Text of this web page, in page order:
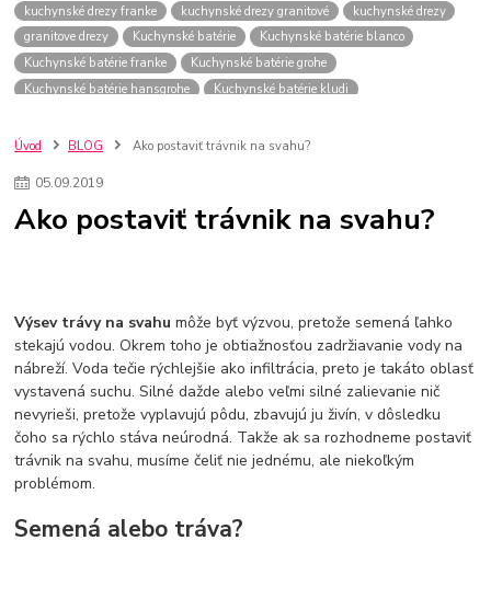
kuchynské drezy franke kuchynské drezy granitové
kuchynské drezy
granitove drezy
Kuchynské batérie
Kuchynské batérie blanco
Kuchynské batérie franke
Kuchynské batérie grohe
Kuchynské batérie hansgrohe
Kuchynské batérie kludi
kuchynské batérie sagittarius
kuchynské batérie
kuchynské drezy sety
kúpelňové batérie
vodovodné batérie do kúpelne kuchynske
drez
Umývadlá
Rohové umývadlá
Zlaté umývadlá
Zápustné umývadlá
sprchový záves
vodovodná batéria
čierna kúpelňová batéria
vaňa retro
voľne stojaca vaňa
retro kúpeľne
Ako znížiť náklady
Ako znížiť náklady na firmu
szco nakup bez dph
szco nakup bez dph nakupovanie na firmu bez dph
nákup bez dph v eu ň
Úvod BLOG Ako postaviť trávnik na svahu?
05.09.2019
Ako postaviť trávnik na svahu?
Výsev trávy na svahumôže byť výzvou, pretože semená ľahko
stekajú vodou. Okrem toho je obtiažnosťou zadržiavanie vody na
nábreží. Voda tečie rýchlejšie ako infiltrácia, preto je takáto oblasť
vystavená suchu. Silné dažde alebo veľmi silné zalievanie nič
nevyrieši, pretože vyplavujú pôdu, zbavujú ju živín, v dôsledku
čoho sa rýchlo stáva neúrodná. Takže ak sa rozhodneme postaviť
trávnik na svahu, musíme čeliť nie jednému, ale niekoľkým
problémom.
Semená alebo tráva?